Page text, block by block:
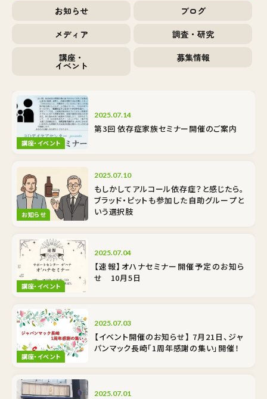
お知らせ
ブログ
メディア
調査・研究
講座・
イベント
募集情報
講座・イベント
2025.07.14
第3回 依存症家族セミナー開催のご案内
お知らせ
2025.07.10
もしかしてアルコール依存症？と感じたら。
ブラッド・ピットも参加した自助グループと
いう選択肢
講座・イベント
2025.07.04
【速報】オハナセミナー開催予定のお知ら
せ 10月5日
講座・イベント
2025.07.03
【イベント開催のお知らせ】 7月21日、ジャ
パンマック長崎「1周年感謝の集い」開催！
2025.07.01